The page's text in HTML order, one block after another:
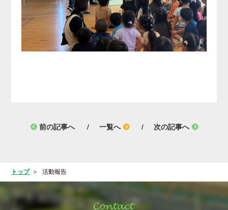
前の記事へ 一覧へ 次の記事へ
トップ 活動報告